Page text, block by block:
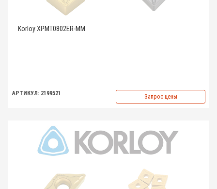
Korloy XPMT0802ER-MM
АРТИКУЛ: 2199521 Запрос цены